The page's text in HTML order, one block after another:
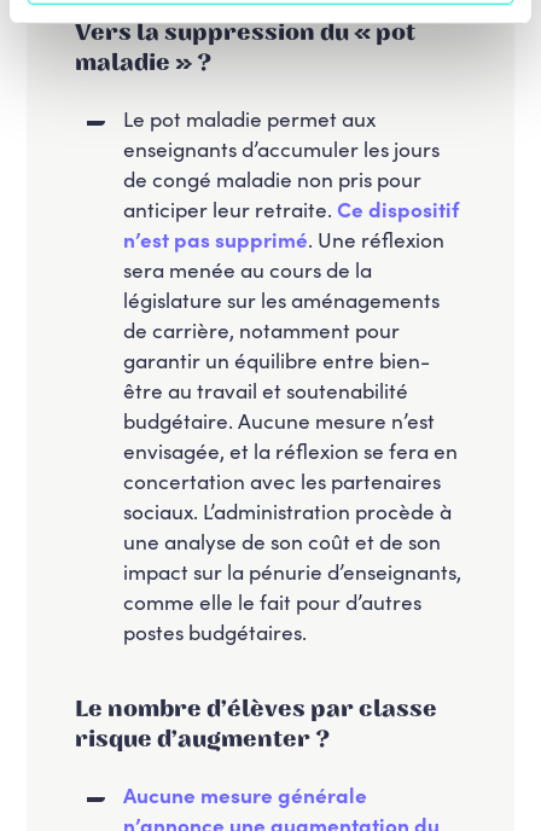
Vers la suppression du « pot
maladie » ?
Le pot maladie permet aux
enseignants d’accumuler les jours
de congé maladie non pris pour
anticiper leur retraite.Ce dispositif
n’est pas supprimé. Une réflexion
sera menée au cours de la
législature sur les aménagements
de carrière, notamment pour
garantir un équilibre entre bien-
être au travail et soutenabilité
budgétaire. Aucune mesure n’est
envisagée, et la réflexion se fera en
concertation avec les partenaires
sociaux. L’administration procède à
une analyse de son coût et de son
impact sur la pénurie d’enseignants,
comme elle le fait pour d’autres
postes budgétaires.
Le nombre d’élèves par classe
risque d’augmenter ?
Aucune mesure générale
n’annonce une augmentation du